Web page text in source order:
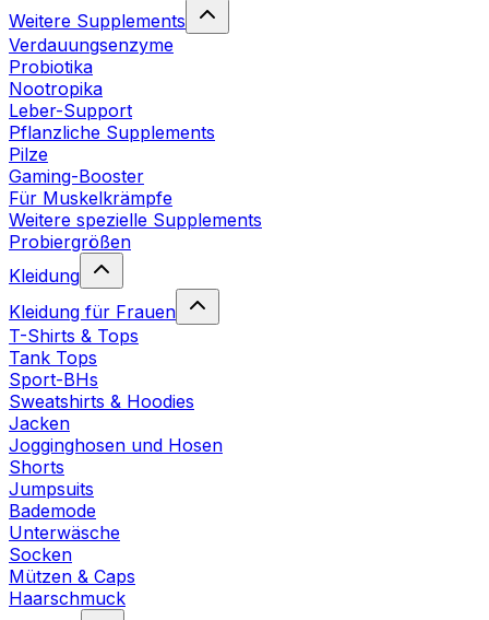
Weitere Supplements
Verdauungsenzyme
Probiotika
Nootropika
Leber-Support
Pflanzliche Supplements
Pilze
Gaming-Booster
Für Muskelkrämpfe
Weitere spezielle Supplements
Probiergrößen
Kleidung
Kleidung für Frauen
T-Shirts & Tops
Tank Tops
Sport-BHs
Sweatshirts & Hoodies
Jacken
Jogginghosen und Hosen
Shorts
Jumpsuits
Bademode
Unterwäsche
Socken
Mützen & Caps
Haarschmuck